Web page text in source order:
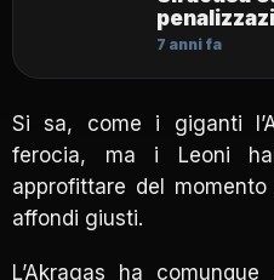
7 anni fa
Si sa, come i giganti
ferocia, ma i Leoni
approfittare del
affondi giusti.
L’Akragas ha